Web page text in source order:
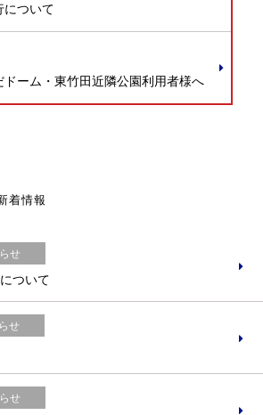
について
ドーム・東竹田近隣公園利用者様へ
着情報
せ
ついて
せ
せ